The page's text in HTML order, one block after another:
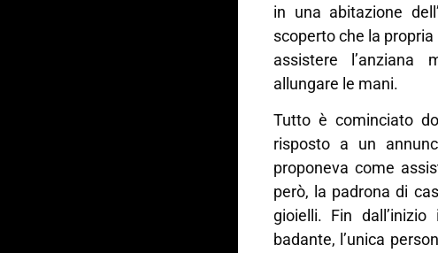
in una abitazione
scoperto che la
assistere l’anziana
allungare le mani.
Tutto è cominciato
risposto a un
proponeva come
però, la padrona di
gioielli. Fin
badante, l’unica